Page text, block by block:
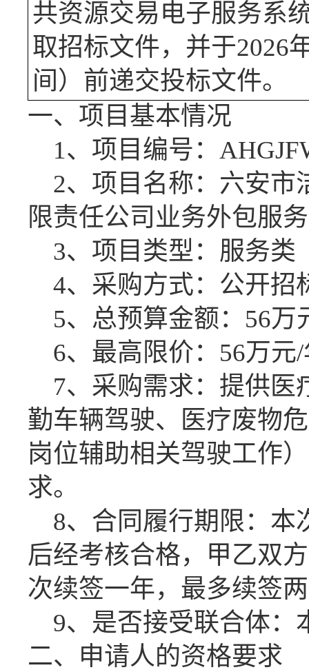
共资源交易电子服务系
取招标文件，并于2026
间）前递交投标文件。
一、项目基本情况
1、项目编号：
2、项目名称： 六安市
限责任公司业务外包服
3、项目类型：服务类
4、采购方式：公开招
5、总预算金额： 56万
6、最高限价： 56万元
7、采购需求： 提供医
勤车辆驾驶、医疗废物
岗位辅助相关驾驶工作
求。
8、合同履行期限：本
后经考核合格，甲乙双
次续签一年，最多续签
9、是否接受联合体：
二、申请人的资格要求